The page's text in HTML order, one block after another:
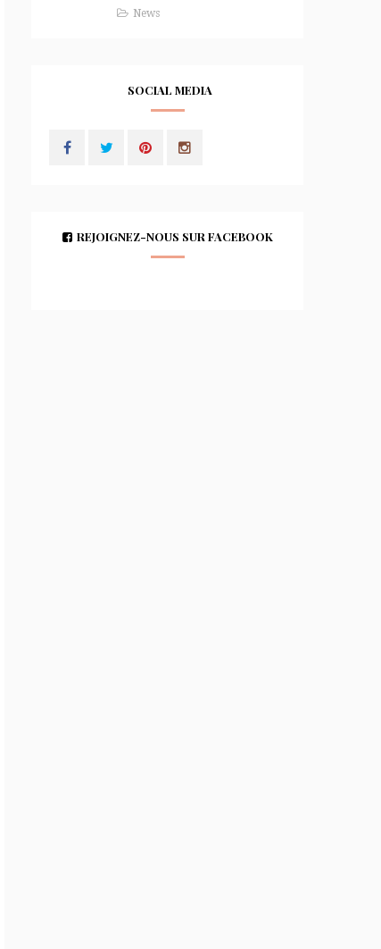
News
SOCIAL MEDIA
REJOIGNEZ-NOUS SUR FACEBOOK